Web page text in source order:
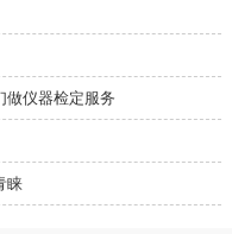
做仪器检定服务
睐